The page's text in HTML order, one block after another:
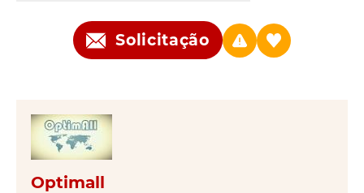
Solicitação
Optimall